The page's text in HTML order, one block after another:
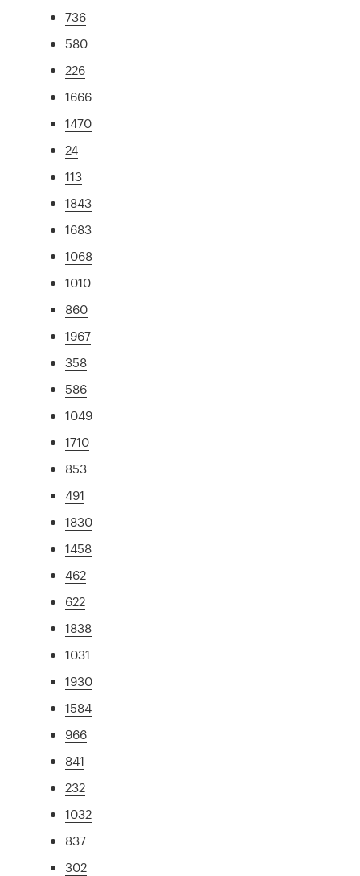
736
580
226
1666
1470
24
113
1843
1683
1068
1010
860
1967
358
586
1049
1710
853
491
1830
1458
462
622
1838
1031
1930
1584
966
841
232
1032
837
302